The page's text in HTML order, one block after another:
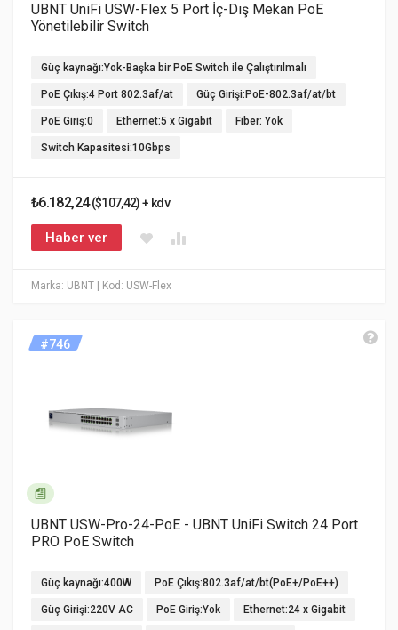
Marka: UBNT | Kod: USW-Flex
UBNT UniFi USW-Flex 5 Port İç-Dış Mekan PoE
Yönetilebilir Switch
Güç kaynağı:Yok-Başka bir PoE Switch ile Çalıştırılmalı
PoE Çıkış:4 Port 802.3af/at Güç Girişi:PoE-802.3af/at/bt
PoE Giriş:0 Ethernet:5 x Gigabit Fiber: Yok
Switch Kapasitesi:10Gbps
₺6.182,24($107,42) + kdv
Haber ver
#746
UBNT USW-Pro-24-PoE - UBNT UniFi Switch 24 Port
PRO PoE Switch
Güç kaynağı:400W PoE Çıkış:802.3af/at/bt(PoE+/PoE++)
Güç Girişi:220V AC PoE Giriş:Yok Ethernet:24 x Gigabit